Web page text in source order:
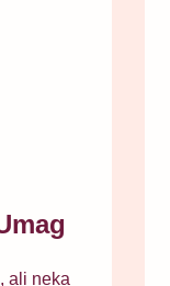
ali neka